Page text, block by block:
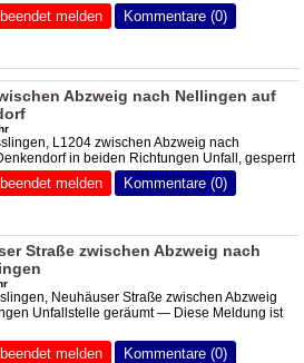
melden Kommentare (0)
Abzweig nach Nellingen auf
L1204 zwischen Abzweig nach
in beiden Richtungen Unfall, gesperrt
melden Kommentare (0)
Straße zwischen Abzweig nach
Neuhäuser Straße zwischen Abzweig
Unfallstelle geräumt — Diese Meldung ist
melden Kommentare (0)